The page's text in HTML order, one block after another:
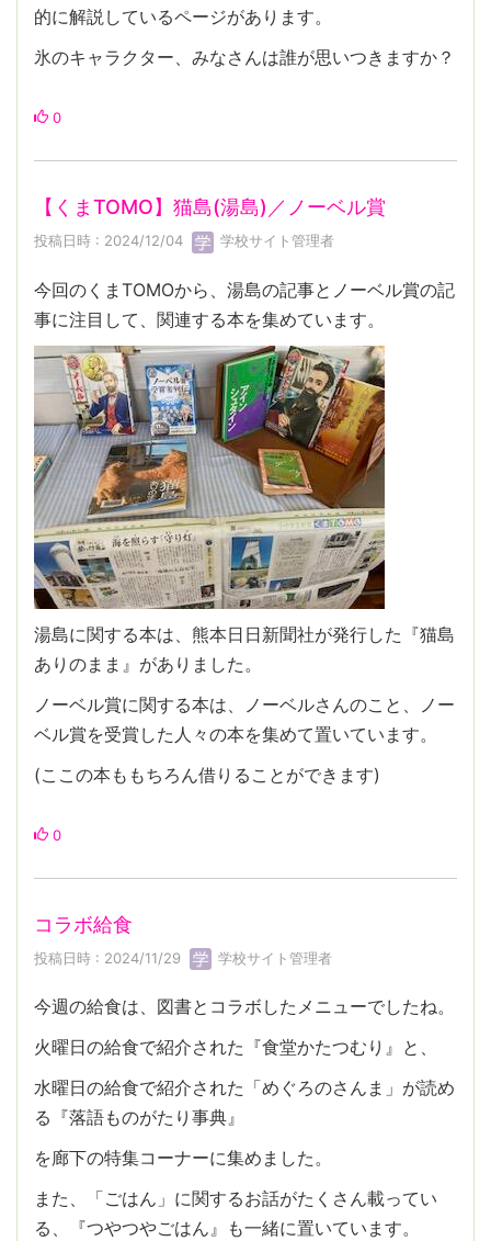
的に解説しているページがあります。
氷のキャラクター、みなさんは誰が思いつきますか？
0
【くまTOMO】猫島(湯島)／ノーベル賞
投稿日時 : 2024/12/04 学校サイト管理者
今回のくまTOMOから、湯島の記事とノーベル賞の記
事に注目して、関連する本を集めています。
湯島に関する本は、熊本日日新聞社が発行した『猫島
ありのまま』がありました。
ノーベル賞に関する本は、ノーベルさんのこと、ノー
ベル賞を受賞した人々の本を集めて置いています。
(ここの本ももちろん借りることができます)
0
コラボ給食
投稿日時 : 2024/11/29 学校サイト管理者
今週の給食は、図書とコラボしたメニューでしたね。
火曜日の給食で紹介された『食堂かたつむり』と、
水曜日の給食で紹介された「めぐろのさんま」が読め
る『落語ものがたり事典』
を廊下の特集コーナーに集めました。
また、「ごはん」に関するお話がたくさん載ってい
る、『つやつやごはん』も一緒に置いています。